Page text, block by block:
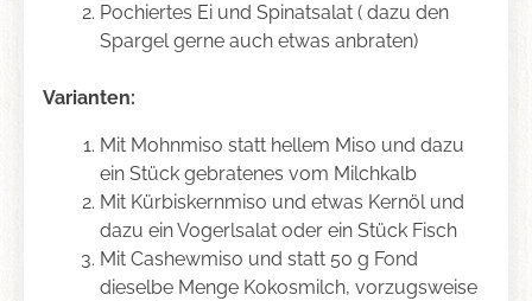
Pochiertes Ei und Spinatsalat ( dazu den
Spargel gerne auch etwas anbraten)
Varianten:
Mit Mohnmiso statt hellem Miso und dazu
ein Stück gebratenes vom Milchkalb
Mit Kürbiskernmiso und etwas Kernöl und
dazu ein Vogerlsalat oder ein Stück Fisch
Mit Cashewmiso und statt 50 g Fond
dieselbe Menge Kokosmilch, vorzugsweise